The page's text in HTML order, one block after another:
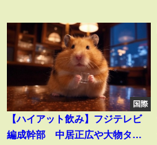
国際
【ハイアット飲み】フジテレビ
編成幹部 中居正広や大物タレ